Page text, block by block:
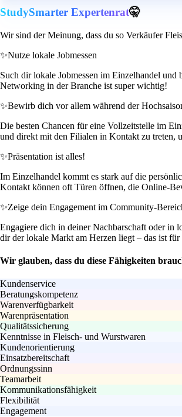
StudySmarter Expertenrat🤫
Wir sind der Meinung, dass du so Verkäufer
✨Nutze lokale Jobmessen
Such dir lokale Jobmessen im Einzelhandel
Networking in der Branche ist super wichtig!
✨Bewirb dich vor allem während der
Die besten Chancen für eine Vollzeitstelle im
und direkt mit den Filialen in Kontakt zu treten,
✨Präsentation ist alles!
Im Einzelhandel kommt es stark auf die
Kontakt können oft Türen öffnen, die Online-
✨Zeige dein Engagement im Community-
Engagiere dich in deiner Nachbarschaft oder in
dir der lokale Markt am Herzen liegt – das ist
Wir glauben, dass du diese Fähigkeiten
Kundenservice
Beratungskompetenz
Warenverfügbarkeit
Warenpräsentation
Qualitätssicherung
Kenntnisse in Fleisch- und Wurstwaren
Kundenorientierung
Einsatzbereitschaft
Ordnungssinn
Teamarbeit
Kommunikationsfähigkeit
Flexibilität
Engagement